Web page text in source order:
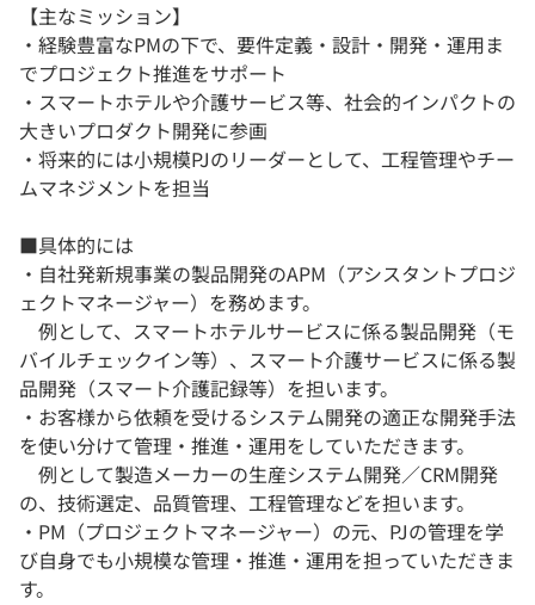
【主なミッション】
・経験豊富なPMの下で、要件定義・設計・開発・運用ま
でプロジェクト推進をサポート
・スマートホテルや介護サービス等、社会的インパクトの
大きいプロダクト開発に参画
・将来的には小規模PJのリーダーとして、工程管理やチー
ムマネジメントを担当
■具体的には
・自社発新規事業の製品開発のAPM（アシスタントプロジ
ェクトマネージャー）を務めます。
例として、スマートホテルサービスに係る製品開発（モ
バイルチェックイン等）、スマート介護サービスに係る製
品開発（スマート介護記録等）を担います。
・お客様から依頼を受けるシステム開発の適正な開発手法
を使い分けて管理・推進・運用をしていただきます。
例として製造メーカーの生産システム開発／CRM開発
の、技術選定、品質管理、工程管理などを担います。
・PM（プロジェクトマネージャー）の元、PJの管理を学
び自身でも小規模な管理・推進・運用を担っていただきま
す。